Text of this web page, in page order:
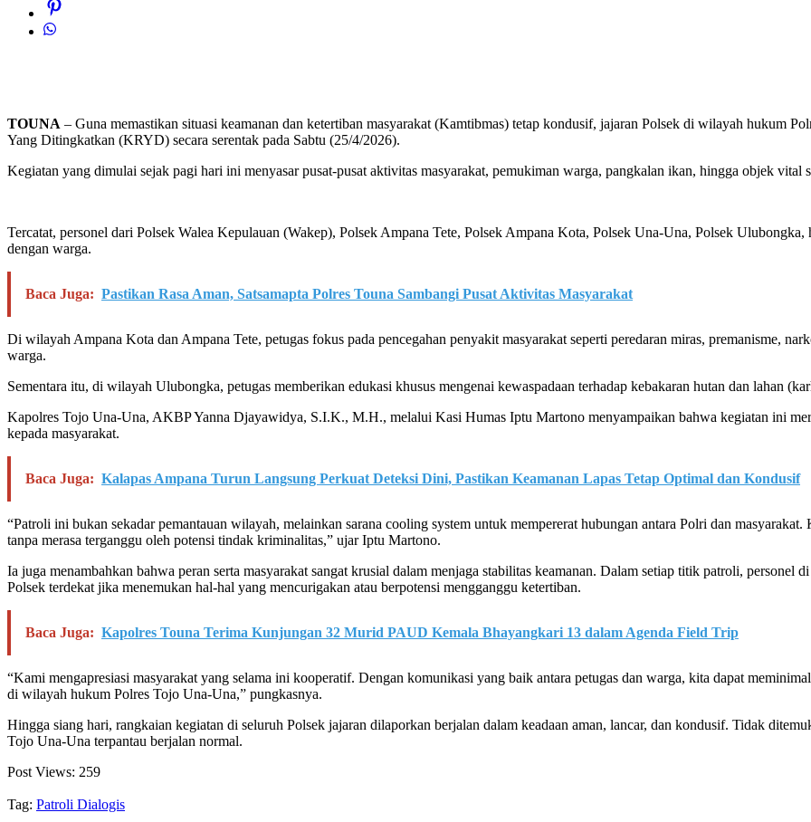
TOUNA – Guna memastikan situasi keamanan dan ketertiban masyarakat (Kamtibmas) tetap kondusif, jajaran Polsek di wilayah hukum
Yang Ditingkatkan (KRYD) secara serentak pada Sabtu (25/4/2026).
Kegiatan yang dimulai sejak pagi hari ini menyasar pusat-pusat aktivitas masyarakat, pemukiman warga, pangkalan ikan, hingga objek vital
Tercatat, personel dari Polsek Walea Kepulauan (Wakep), Polsek Ampana Tete, Polsek Ampana Kota, Polsek Una-Una, Polsek
dengan warga.
Baca Juga: Pastikan Rasa Aman, Satsamapta Polres Touna Sambangi Pusat Aktivitas Masyarakat
Di wilayah Ampana Kota dan Ampana Tete, petugas fokus pada pencegahan penyakit masyarakat seperti peredaran miras, premanisme,
warga.
Sementara itu, di wilayah Ulubongka, petugas memberikan edukasi khusus mengenai kewaspadaan terhadap kebakaran hutan dan lahan
Kapolres Tojo Una-Una, AKBP Yanna Djayawidya, S.I.K., M.H., melalui Kasi Humas Iptu Martono menyampaikan bahwa kegiatan ini
kepada masyarakat.
Baca Juga: Kalapas Ampana Turun Langsung Perkuat Deteksi Dini, Pastikan Keamanan Lapas Tetap Optimal dan Kondusif
“Patroli ini bukan sekadar pemantauan wilayah, melainkan sarana cooling system untuk mempererat hubungan antara Polri dan
tanpa merasa terganggu oleh potensi tindak kriminalitas,” ujar Iptu Martono.
Ia juga menambahkan bahwa peran serta masyarakat sangat krusial dalam menjaga stabilitas keamanan. Dalam setiap titik patroli, personel
Polsek terdekat jika menemukan hal-hal yang mencurigakan atau berpotensi mengganggu ketertiban.
Baca Juga: Kapolres Touna Terima Kunjungan 32 Murid PAUD Kemala Bhayangkari 13 dalam Agenda Field Trip
“Kami mengapresiasi masyarakat yang selama ini kooperatif. Dengan komunikasi yang baik antara petugas dan warga, kita dapat
di wilayah hukum Polres Tojo Una-Una,” pungkasnya.
Hingga siang hari, rangkaian kegiatan di seluruh Polsek jajaran dilaporkan berjalan dalam keadaan aman, lancar, dan kondusif. Tidak
Tojo Una-Una terpantau berjalan normal.
Post Views: 259
Tag: Patroli Dialogis